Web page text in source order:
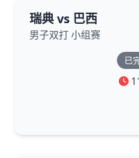
瑞典 vs 巴西
男子双打 小组赛
已